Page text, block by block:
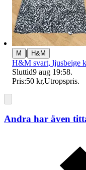
M | H&M
H&M svart, ljusbeige
Sluttid9 aug 19:58.
Pris:50 kr,Utropspris.
Andra har även